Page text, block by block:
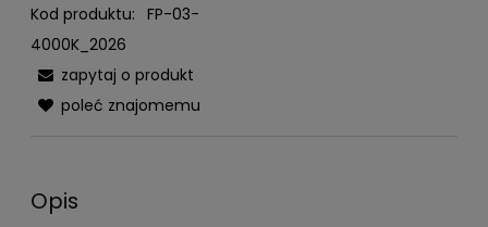
Kod produktu: FP-03-
4000K_2026
zapytaj o produkt
poleć znajomemu
Opis